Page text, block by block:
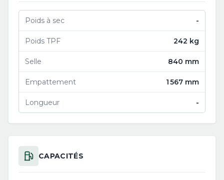
Poids à sec -
Poids TPF 242 kg
Selle 840 mm
Empattement 1 567 mm
Longueur -
CAPACITÉS